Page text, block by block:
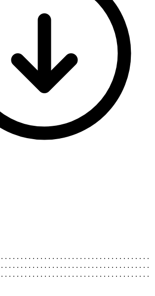
. . . . . . . . . . . . . . . . . . . . . . . . . . . . . . . . . . . . .
. . . . . . . . . . . . . . . . . . . . . . . . . . . . . . . . . . . . .
. . . . . . . . . . . . . . . . . . . . . . . . . . . . . . . . . . . . .